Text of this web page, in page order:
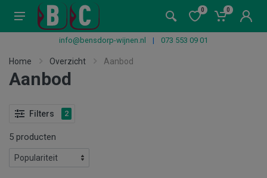
0 0
info@bensdorp-wijnen.nl | 073 553 09 01
Home Overzicht Aanbod
Aanbod
Filters 2
5 producten